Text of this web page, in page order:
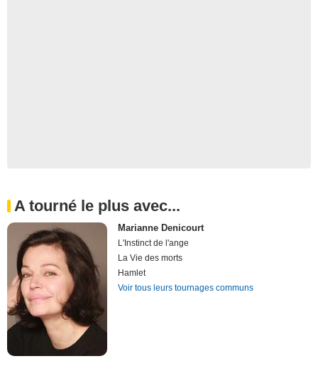
A tourné le plus avec...
Marianne Denicourt
L'Instinct de l'ange
La Vie des morts
Hamlet
Voir tous leurs tournages communs